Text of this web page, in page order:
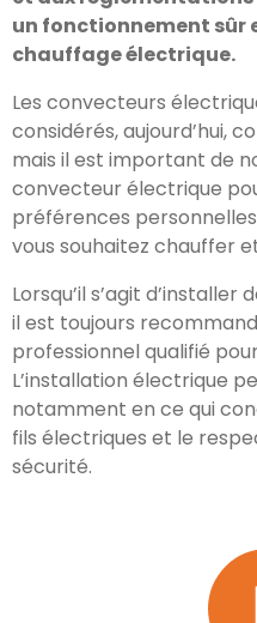
un fonctionnement sûr
chauffage électrique.
Les convecteurs
considérés, aujourd’hui,
mais il est important de
convecteur électrique
préférences
vous souhaitez chauffer
Lorsqu’il s’agit
il est toujours
professionnel qualifié
L’installation électrique
notamment en ce qui
fils électriques et le
sécurité.